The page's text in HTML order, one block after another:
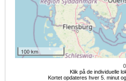
100 km
Klik på de individuelle
Kortet opdateres hver 5. minut